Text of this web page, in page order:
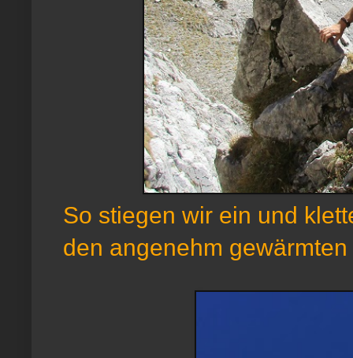
So stiegen wir ein und
den angenehm